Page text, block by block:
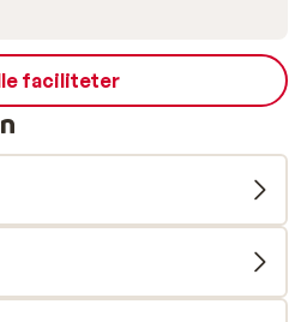
faciliteter